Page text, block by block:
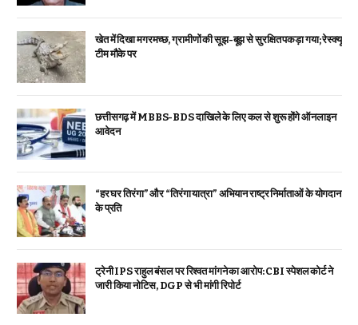
खेत में दिखा मगरमच्छ, ग्रामीणों की सूझ-बूझ से सुरक्षित पकड़ा गया; रेस्क्यू
टीम मौके पर
छत्तीसगढ़ में MBBS-BDS दाखिले के लिए कल से शुरू होंगे ऑनलाइन
आवेदन
“हर घर तिरंगा” और “तिरंगा यात्रा” अभियान राष्ट्र निर्माताओं के योगदान
के प्रति
ट्रेनी IPS राहुल बंसल पर रिश्वत मांगने का आरोप: CBI स्पेशल कोर्ट ने
जारी किया नोटिस, DGP से भी मांगी रिपोर्ट